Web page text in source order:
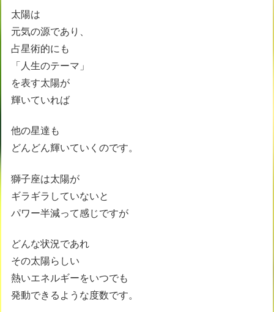
太陽は
元気の源であり、
占星術的にも
「人生のテーマ」
を表す太陽が
輝いていれば
他の星達も
どんどん輝いていくのです。
獅子座は太陽が
ギラギラしていないと
パワー半減って感じですが
どんな状況であれ
その太陽らしい
熱いエネルギーをいつでも
発動できるような度数です。